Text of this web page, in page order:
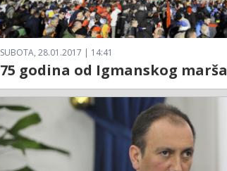
SUBOTA, 28.01.2017 | 14:41
75 godina od Igmanskog marša